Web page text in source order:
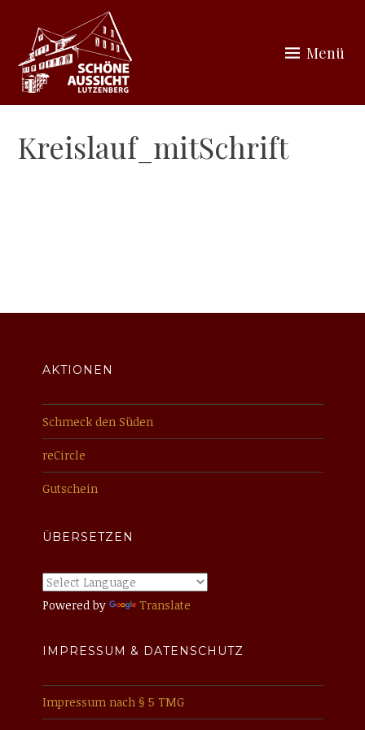
Inhalt
springen
LUTZENBERG
Menü
Kreislauf_mitSchrift
AKTIONEN
Schmeck den Süden
reCircle
Gutschein
ÜBERSETZEN
Powered by Translate
IMPRESSUM & DATENSCHUTZ
Impressum nach § 5 TMG